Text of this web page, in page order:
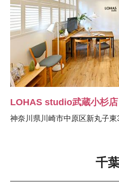
LOHAS studio武蔵小杉店
神奈川県川崎市中原区新丸子
千